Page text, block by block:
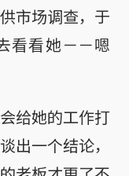
市场调查，于
看看她－－嗯
给她的工作打
出一个结论，